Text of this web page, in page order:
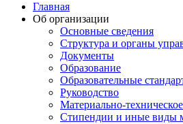
Главная
Об организации
Основные сведения
Структура и органы
Документы
Образование
Образовательные
Руководство
Материально-
Стипендии и иные виды